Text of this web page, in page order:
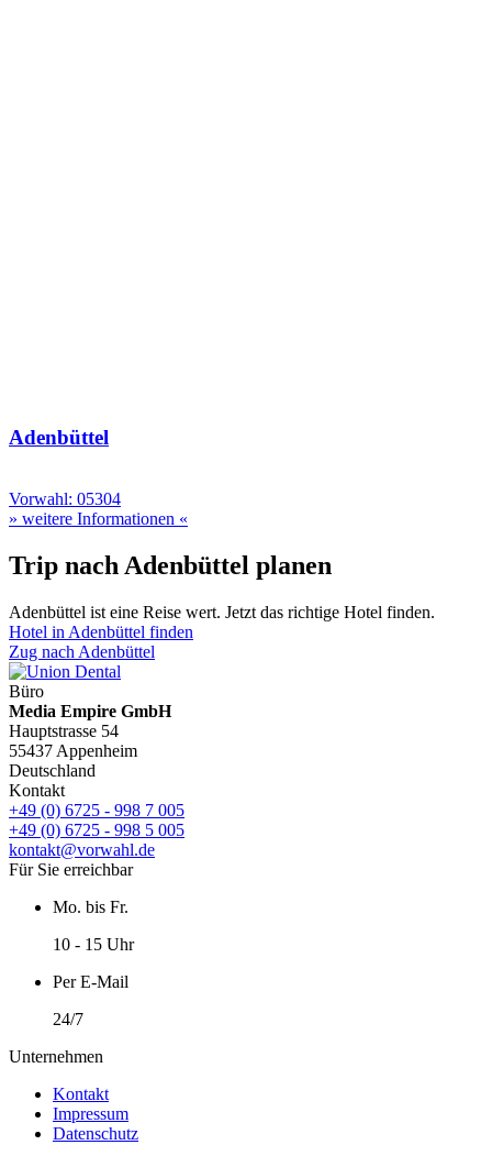
Adenbüttel
Vorwahl: 05304
» weitere Informationen «
Trip nach Adenbüttel planen
Adenbüttel ist eine Reise wert. Jetzt das richtige Hotel finden.
Hotel in Adenbüttel finden
Zug nach Adenbüttel
Büro
Media Empire GmbH
Hauptstrasse 54
55437 Appenheim
Deutschland
Kontakt
+49 (0) 6725 - 998 7 005
+49 (0) 6725 - 998 5 005
kontakt@vorwahl.de
Für Sie erreichbar
Mo. bis Fr.
10 - 15 Uhr
Per E-Mail
24/7
Unternehmen
Kontakt
Impressum
Datenschutz